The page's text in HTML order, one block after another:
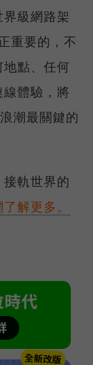
級網路架
重要的，不
點、任何
體驗，將
潮最關鍵的
軌世界的
解更多。